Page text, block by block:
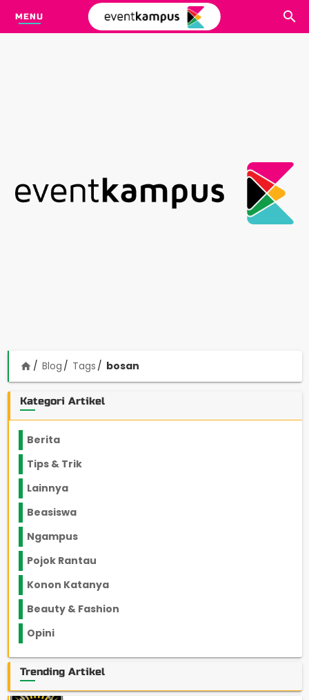
MENU
home Blog Tags bosan
Kategori Artikel
Berita
Tips & Trik
Lainnya
Beasiswa
Ngampus
Pojok Rantau
Konon Katanya
Beauty & Fashion
Opini
Trending Artikel